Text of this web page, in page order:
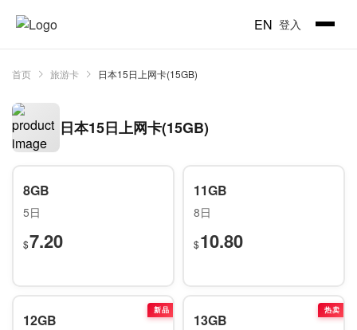
EN 登入
首页 旅游卡 日本15日上网卡(15GB)
日本15日上网卡(15GB)
8GB
5日
$7.20
11GB
8日
$10.80
新品
12GB
热卖
13GB